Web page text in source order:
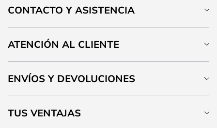
CONTACTO Y ASISTENCIA
ATENCIÓN AL CLIENTE
ENVÍOS Y DEVOLUCIONES
TUS VENTAJAS